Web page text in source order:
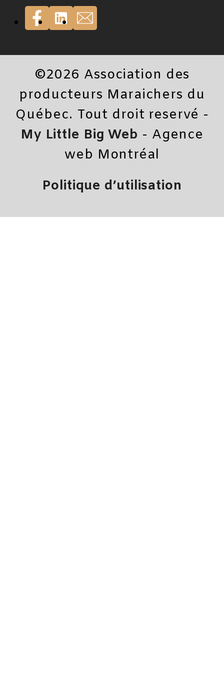
©2026 Association des
producteurs Maraichers du
Québec. Tout droit reservé -
My Little Big Web - Agence
web Montréal
Politique d’utilisation